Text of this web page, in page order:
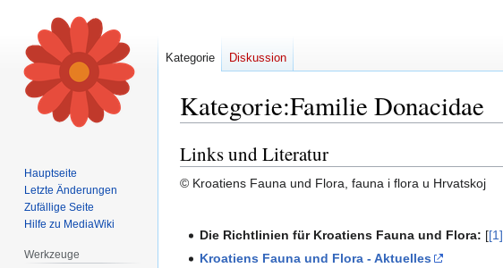
Kategorie:Familie Donacidae
Zur
Navigation
springen
Zur
Suche
springen
Links und Literatur
© Kroatiens Fauna und Flora, fauna i flora u Hrvatskoj
Die Richtlinien für Kroatiens Fauna und Flora: [[1]
Kroatiens Fauna und Flora - Aktuelles
Kategorie Diskussion
Hauptseite
Letzte Änderungen
Zufällige Seite
Hilfe zu MediaWiki
Werkzeuge